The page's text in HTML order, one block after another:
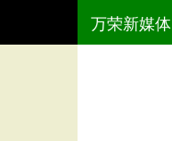
万荣新媒体